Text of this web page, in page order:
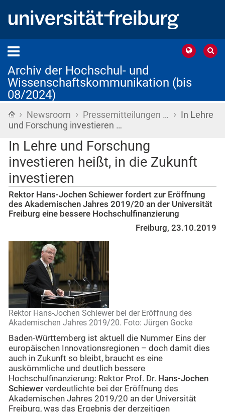
Archiv der Hochschul- und
Wissenschaftskommunikation (bis
08/2024)
Startseite
› Newsroom › Pressemitteilungen … › In Lehre
und Forschung investieren …
In Lehre und Forschung
investieren heißt, in die Zukunft
investieren
Rektor Hans-Jochen Schiewer fordert zur Eröffnung
des Akademischen Jahres 2019/20 an der Universität
Freiburg eine bessere Hochschulfinanzierung
Freiburg, 23.10.2019
Rektor Hans-Jochen Schiewer bei der Eröffnung des
Akademischen Jahres 2019/20. Foto: Jürgen Gocke
Baden-Württemberg ist aktuell die Nummer Eins der
europäischen Innovationsregionen – doch damit dies
auch in Zukunft so bleibt, braucht es eine
auskömmliche und deutlich bessere
Hochschulfinanzierung: Rektor Prof. Dr. Hans-Jochen
Schiewer verdeutlichte bei der Eröffnung des
Akademischen Jahres 2019/20 an der Universität
Freiburg, was das Ergebnis der derzeitigen